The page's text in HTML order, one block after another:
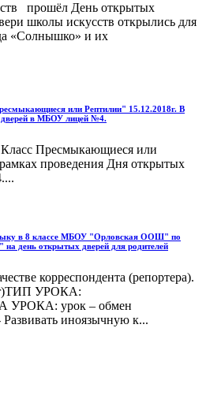
прошёл День открытых
школы искусств открылись для
«Солнышко» и их
или Рептилии" 15.12.2018г. В
дверей в МБОУ лицей №4.
Пресмыкающиеся или
проведения Дня открытых
в 8 классе МБОУ "Орловская ООШ" по
день открытых дверей для родителей
корреспондента (репортера).
УРОКА:
УРОКА: урок – обмен
иноязычную к...